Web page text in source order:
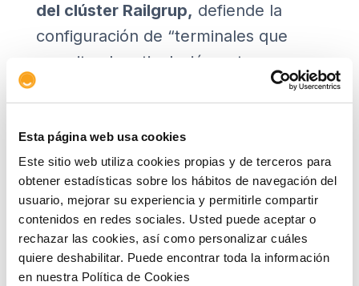
Esta página web usa cookies
Este sitio web utiliza cookies propias y de terceros para
obtener estadísticas sobre los hábitos de navegación del
usuario, mejorar su experiencia y permitirle compartir
contenidos en redes sociales. Usted puede aceptar o
rechazar las cookies, así como personalizar cuáles
quiere deshabilitar. Puede encontrar toda la información
en nuestra Política de Cookies
del clúster Railgrup, defiende la
configuración de “terminales que
permitan la articulación entre
diferentes modos de transporte
envío”. “El objetivo es ganar en
agilidad y eficacia para el transbordo
de mercancías o materiales”, añade.
En este sentido, habla del concepto
Mobility-as-a-Service (MaaS), que